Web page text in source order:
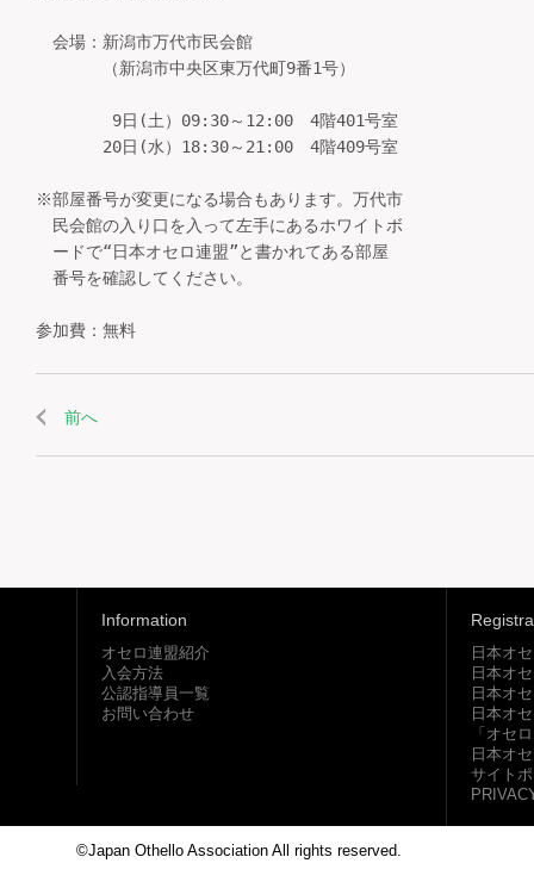
会場：新潟市万代市民会館
（新潟市中央区東万代町9番1号）
9日(土）09:30～12:00　4階401号室
20日(水）18:30～21:00　4階409号室
※部屋番号が変更になる場合もあります。万代市
民会館の入り口を入って左手にあるホワイトボ
ードで“日本オセロ連盟”と書かれてある部屋
番号を確認してください。
前へ
Information
オセロ連盟紹介
入会方法
公認指導員一覧
お問い合わせ
日本オ
日本オ
日本オ
日本オ
「オセ
日本オ
サイト
©Japan Othello Association All rights reserved.